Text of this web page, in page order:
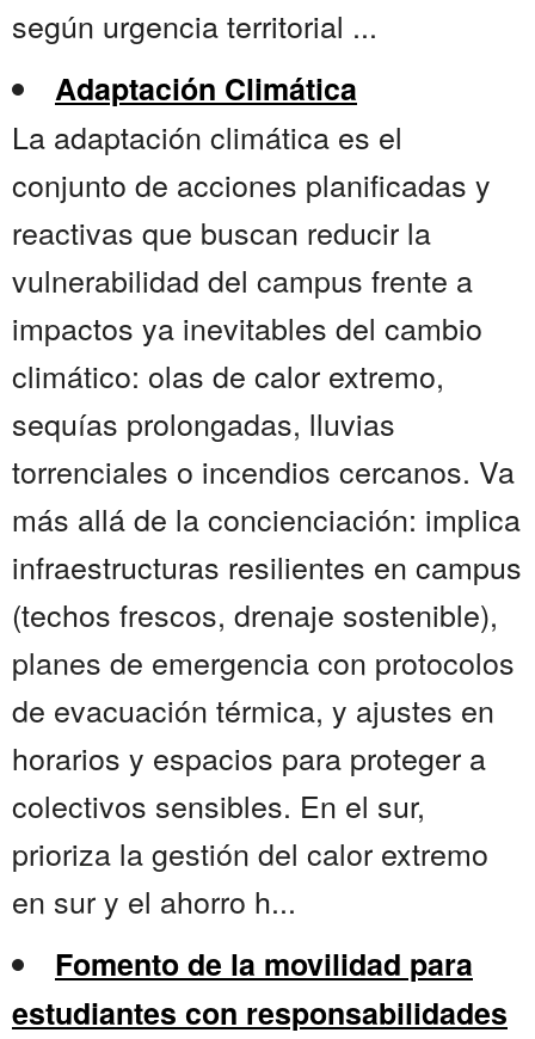
según urgencia territorial ...
Adaptación Climática
La adaptación climática es el
conjunto de acciones planificadas y
reactivas que buscan reducir la
vulnerabilidad del campus frente a
impactos ya inevitables del cambio
climático: olas de calor extremo,
sequías prolongadas, lluvias
torrenciales o incendios cercanos. Va
más allá de la concienciación: implica
infraestructuras resilientes en campus
(techos frescos, drenaje sostenible),
planes de emergencia con protocolos
de evacuación térmica, y ajustes en
horarios y espacios para proteger a
colectivos sensibles. En el sur,
prioriza la gestión del calor extremo
en sur y el ahorro h...
Fomento de la movilidad para
estudiantes con responsabilidades